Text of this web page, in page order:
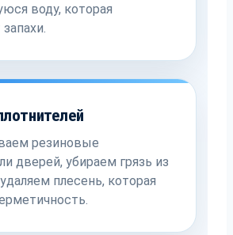
воду, которая
резиновые
дверей, убираем грязь из
плесень, которая